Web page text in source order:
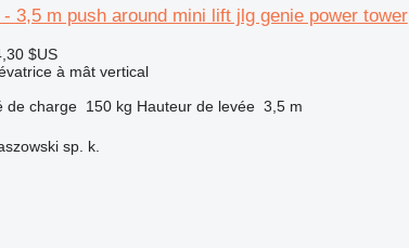
3,5 m push around mini lift jlg genie power tower
$US
à mât vertical
de charge 150 kg Hauteur de levée 3,5 m
sp. k.